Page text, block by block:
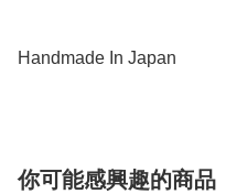
Handmade In Japan
你可能感興趣的商品